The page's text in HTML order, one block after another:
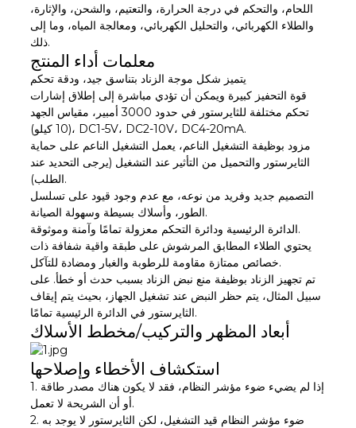
اللحام، والتحكم في درجة الحرارة، والتعتيم، والشحن، والإثارة،
والطلاء الكهربائي، والتحليل الكهربائي، ومعالجة المياه، وما إلى
ذلك.
معلمات أداء المنتج
يتميز شكل موجة الزناد بتناسق جيد، ودقة تحكم
قوة التحفيز كبيرة ويمكن أن تؤدي مباشرة إلى إطلاق إشارات
تحكم مختلفة للثايرستور في حدود 3000 أمبير، مقياس الجهد
(10 كيلو)، DC1-5V، DC2-10V، DC4-20mA.
مزود بوظيفة التشغيل الناعم، يعمل التشغيل الناعم على حماية
الثايرستور والتحميل من التأثير عند التشغيل (يرجى التحديد عند
الطلب).
التصميم جديد وفريد ​​من نوعه، مع عدم وجود قيود على تسلسل
الطور، وأسلاك بسيطة وسهولة الصيانة.
الدائرة الرئيسية ودائرة التحكم معزولة تمامًا وآمنة وموثوقة.
يحتوي الطلاء المطابق المرشوش على طبقة واقية شفافة ذات
خصائص ممتازة مقاومة للرطوبة والغبار ومضادة للتآكل.
تم تجهيز الزناد بوظيفة منع نبض الزناد بسبب حدث أو خطأ. على
سبيل المثال، يتم حظر النبض عند تشغيل الجهاز، بحيث يتم إيقاف
الثايرستور في الدائرة الرئيسية تمامًا.
أبعاد المظهر والتركيب/مخطط الأسلاك
استكشاف الأخطاء وإصلاحها
1. إذا لم يضيء ضوء مؤشر النظام، فقد لا يكون هناك مصدر طاقة
أو أن الشريحة لا تعمل.
2. ضوء مؤشر النظام قيد التشغيل، لكن الثايرستور لا يوجد به